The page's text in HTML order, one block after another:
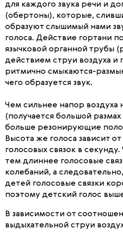
для каждого звука речи и
(обертоны), которые,
образуют слышимый нами
голоса. Действие гортани
язычковой органной трубы
действием струи воздуха
ритмично смыкаются-
чего образуется звук.
Чем сильнее напор воздуха
(получается большой
больше резонирующие
Высота же голоса зависит
голосовых связок в
тем длиннее голосовые
колебаний, а
детей голосовые связки
поэтому детский голос
В зависимости от
выдыхательной струи